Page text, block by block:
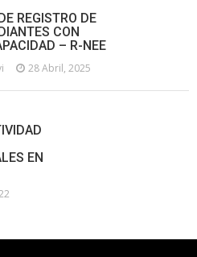
REGISTRO DE
CON
– R-NEE
28 Abril, 2025
EN